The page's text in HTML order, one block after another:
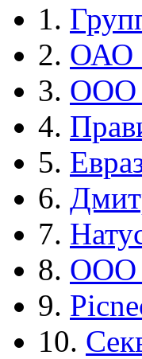
1.
2. ОАО
3. ООО
4.
5.
6.
7.
8. ООО
9.
10.